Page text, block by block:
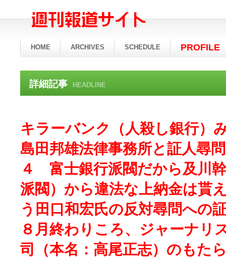
詳細記事 HEADLINE
キラーバンク（人殺し銀行）
島田邦雄法律事務所と証人尋
４ 富士銀行派閥だから及川
派閥）から違法な上納金は貰
う田口和宏氏の反対尋問への
８月終わりころ、ジャーナリ
司（本名：高尾正志）のもた
HOME ARCHIVES SCHEDULE PROFILE